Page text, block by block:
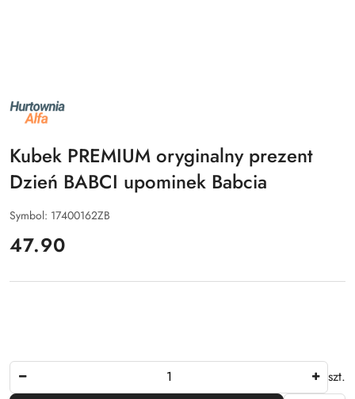
NAZWA
PRODUCENTA:
ALFA
Kubek PREMIUM oryginalny prezent
Dzień BABCI upominek Babcia
Symbol: 17400162ZB
cena:
47.90
szt.